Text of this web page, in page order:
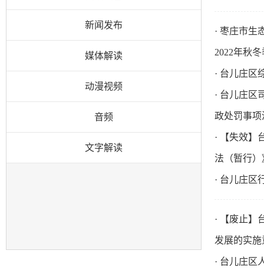
新闻发布
媒体解读
动漫视频
音频
文字解读
· 枣庄市生
2022年秋
· 台儿庄区
· 台儿庄区
政处罚事项
· 【失效】
法（暂行）
· 台儿庄区
· 【废止】
发展的实施
· 台儿庄区